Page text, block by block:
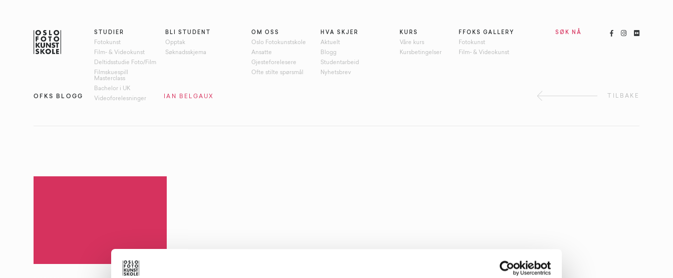
STUDIER
Fotokunst
Film- & Videokunst
Deltidsstudie Foto/Film
Filmskuespill
Masterclass
Bachelor i UK
Videoforelesninger
BLI STUDENT
Opptak
Søknadsskjema
OM OSS
Oslo Fotokunstskole
Ansatte
Gjesteforelesere
Ofte stilte spørsmål
HVA SKJER
Aktuelt
Blogg
Studentarbeid
Nyhetsbrev
KURS
Våre kurs
Kursbetingelser
FFOKS GALLERY
Fotokunst
Film- & Videokunst
SØK NÅ   
OFKS BLOGG STIKKORD: CHRISTIAN BELGAUX TILBAKE